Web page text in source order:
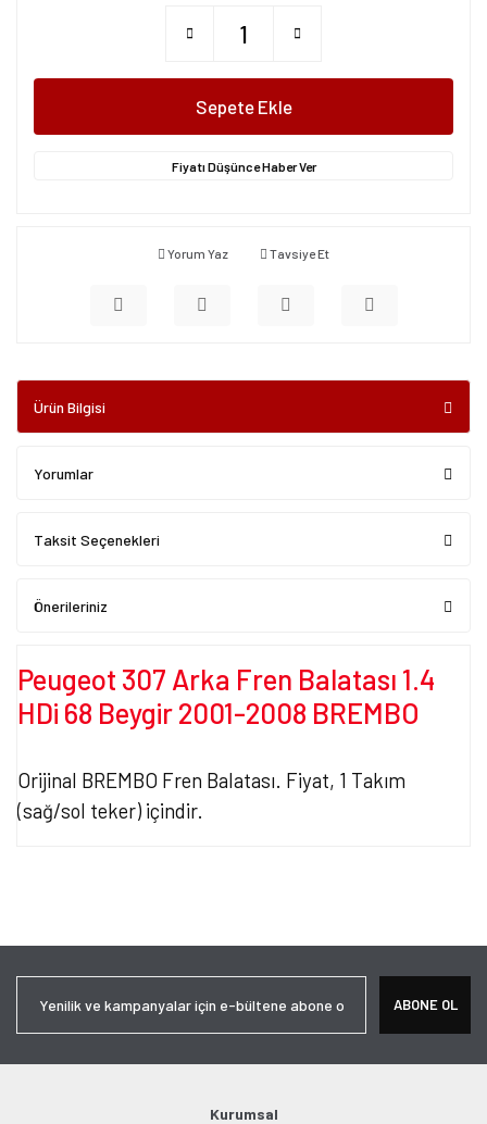
Sepete Ekle
Fiyatı Düşünce Haber Ver
Yorum Yaz Tavsiye Et
Ürün Bilgisi
Yorumlar
Taksit Seçenekleri
Önerileriniz
Peugeot 307 Arka Fren Balatası 1.4
HDi 68 Beygir 2001-2008 BREMBO
Orijinal BREMBO Fren Balatası. Fiyat, 1 Takım
(sağ/sol teker) içindir.
Ürün açıklamasında eksik bilgiler bulunuyor.
Bu ürüne benzer farklı alternatifler olmalı.
ABONE OL
Kurumsal